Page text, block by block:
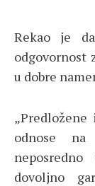
Rekao je
odgovornost
u dobre
odnose
dovoljno